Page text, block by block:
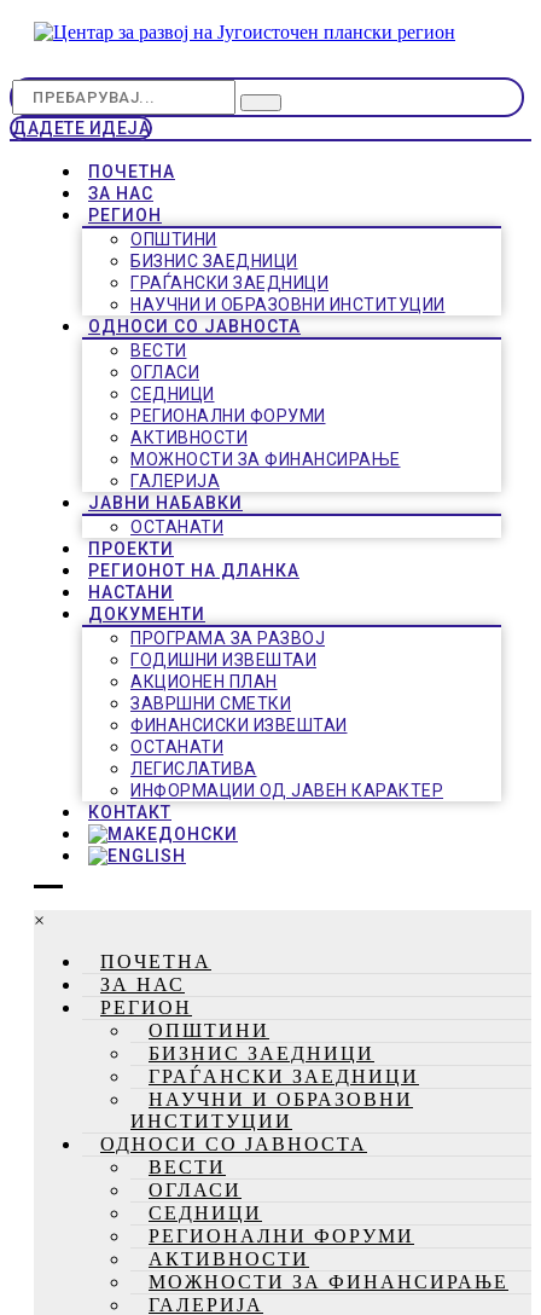
ДАДЕТЕ ИДЕЈА
ПОЧЕТНА
ЗА НАС
РЕГИОН
ОПШТИНИ
БИЗНИС ЗАЕДНИЦИ
ГРАЃАНСКИ ЗАЕДНИЦИ
НАУЧНИ И ОБРАЗОВНИ ИНСТИТУЦИИ
ОДНОСИ СО ЈАВНОСТА
ВЕСТИ
ОГЛАСИ
СЕДНИЦИ
РЕГИОНАЛНИ ФОРУМИ
АКТИВНОСТИ
МОЖНОСТИ ЗА ФИНАНСИРАЊЕ
ГАЛЕРИЈА
ЈАВНИ НАБАВКИ
ОСТАНАТИ
ПРОЕКТИ
РЕГИОНОТ НА ДЛАНКА
НАСТАНИ
ДОКУМЕНТИ
ПРОГРАМА ЗА РАЗВОЈ
ГОДИШНИ ИЗВЕШТАИ
АКЦИОНЕН ПЛАН
ЗАВРШНИ СМЕТКИ
ФИНАНСИСКИ ИЗВЕШТАИ
ОСТАНАТИ
ЛЕГИСЛАТИВА
ИНФОРМАЦИИ ОД ЈАВЕН КАРАКТЕР
КОНТАКТ
×
ПОЧЕТНА
ЗА НАС
РЕГИОН
ОПШТИНИ
БИЗНИС ЗАЕДНИЦИ
ГРАЃАНСКИ ЗАЕДНИЦИ
НАУЧНИ И ОБРАЗОВНИ
ИНСТИТУЦИИ
ОДНОСИ СО ЈАВНОСТА
ВЕСТИ
ОГЛАСИ
СЕДНИЦИ
РЕГИОНАЛНИ ФОРУМИ
АКТИВНОСТИ
МОЖНОСТИ ЗА ФИНАНСИРАЊЕ
ГАЛЕРИЈА